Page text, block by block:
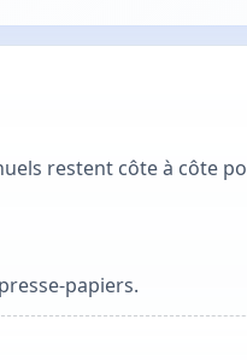
restent côte à côte
papiers.